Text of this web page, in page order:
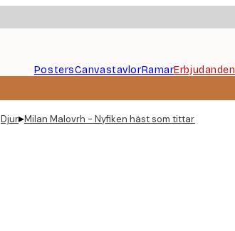
PostersCanvastavlorRamarErbjudanden
Djur▸Milan Malovrh - Nyfiken häst som tittar Poster